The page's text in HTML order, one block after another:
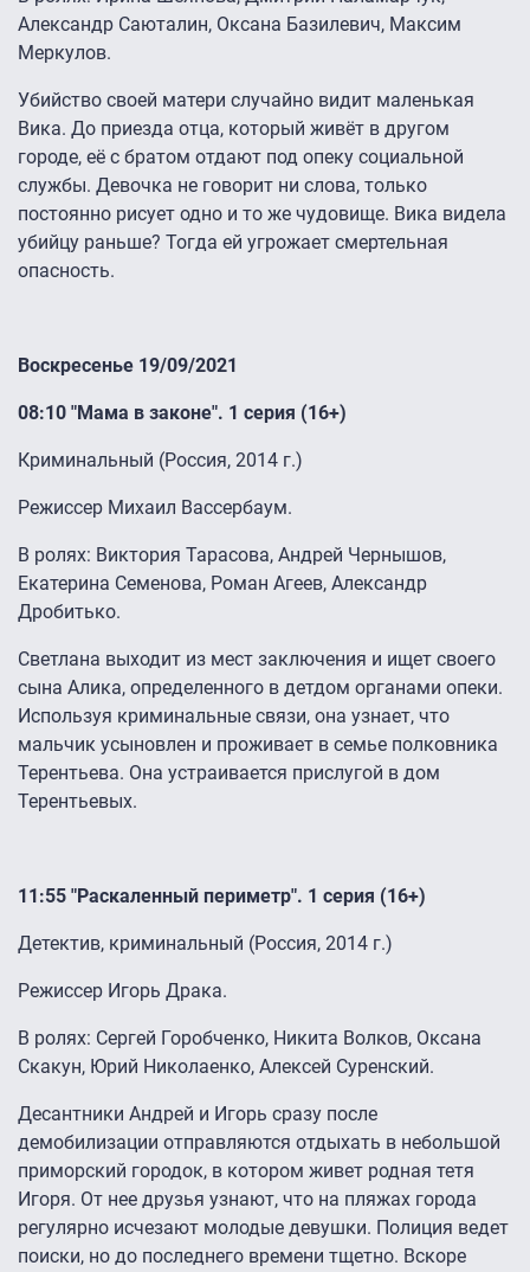
Александр Саюталин, Оксана Базилевич, Максим
Меркулов.
Убийство своей матери случайно видит маленькая
Вика. До приезда отца, который живёт в другом
городе, её с братом отдают под опеку социальной
службы. Девочка не говорит ни слова, только
постоянно рисует одно и то же чудовище. Вика видела
убийцу раньше? Тогда ей угрожает смертельная
опасность.
Воскресенье 19/09/2021
08:10 "Мама в законе". 1 серия (16+)
Криминальный (Россия, 2014 г.)
Режиссер Михаил Вассербаум.
В ролях: Виктория Тарасова, Андрей Чернышов,
Екатерина Семенова, Роман Агеев, Александр
Дробитько.
Светлана выходит из мест заключения и ищет своего
сына Алика, определенного в детдом органами опеки.
Используя криминальные связи, она узнает, что
мальчик усыновлен и проживает в семье полковника
Терентьева. Она устраивается прислугой в дом
Терентьевых.
11:55 "Раскаленный периметр". 1 серия (16+)
Детектив, криминальный (Россия, 2014 г.)
Режиссер Игорь Драка.
В ролях: Сергей Горобченко, Никита Волков, Оксана
Скакун, Юрий Николаенко, Алексей Суренский.
Десантники Андрей и Игорь сразу после
демобилизации отправляются отдыхать в небольшой
приморский городок, в котором живет родная тетя
Игоря. От нее друзья узнают, что на пляжах города
регулярно исчезают молодые девушки. Полиция ведет
поиски, но до последнего времени тщетно. Вскоре